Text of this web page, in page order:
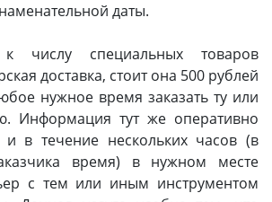
даты.
числу специальных товаров
доставка, стоит она 500 рублей
нужное время заказать ту или
Информация тут же оперативно
и в течение нескольких часов (в
время) в нужном месте
с тем или иным инструментом